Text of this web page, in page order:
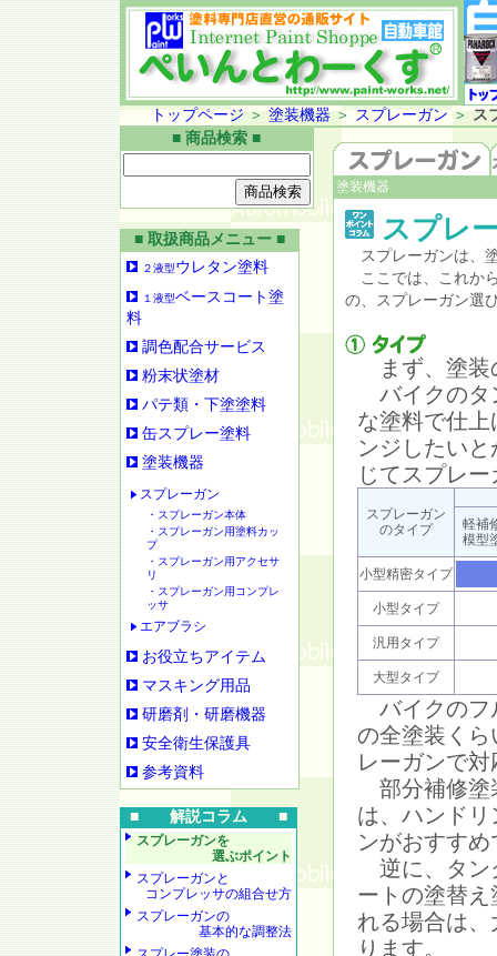
トップページ ＞ 塗装機器＞ スプレーガン ＞ ス
■ 商品検索 ■
■ 取扱商品メニュー ■
２液型ウレタン塗料
１液型ベースコート塗
料
調色配合サービス
粉末状塗材
パテ類・下塗塗料
缶スプレー塗料
塗装機器
スプレーガン
・スプレーガン本体
・スプレーガン用塗料カッ
プ
・スプレーガン用アクセサ
リ
・スプレーガン用コンプレ
ッサ
エアブラシ
お役立ちアイテム
マスキング用品
研磨剤・研磨機器
安全衛生保護具
参考資料
■ 解説コラム ■
スプレーガンを
選ぶポイント
スプレーガンと
コンプレッサの組合せ方
スプレーガンの
基本的な調整法
塗装機器
スプレ
スプレーガンは、
ここでは、これか
の、スプレーガン選
まず、塗装
バイクのタ
な塗料で仕
ンジしたい
じてスプレ
スプレーガン
のタイプ
軽補
模型
小型精密タイプ
小型タイプ
汎用タイプ
大型タイプ
バイクのフ
の全塗装く
レーガンで
部分補修塗
は、ハンド
ンがおすすめ
逆に、タン
ートの塗替
れる場合は
ります。